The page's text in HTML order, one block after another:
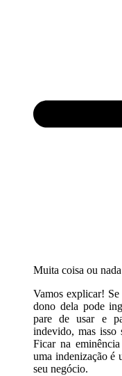
Muita coisa ou
Vamos explicar!
dono dela pode
pare de usar e
indevido, mas isso
Ficar na
uma indenização é
seu negócio.